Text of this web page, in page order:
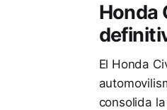
Honda
El Honda
consolida